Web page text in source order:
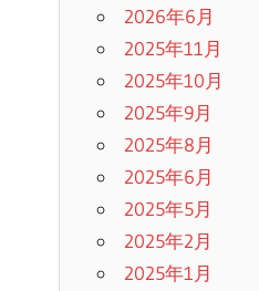
2026年6月
2025年11月
2025年10月
2025年9月
2025年8月
2025年6月
2025年5月
2025年2月
2025年1月